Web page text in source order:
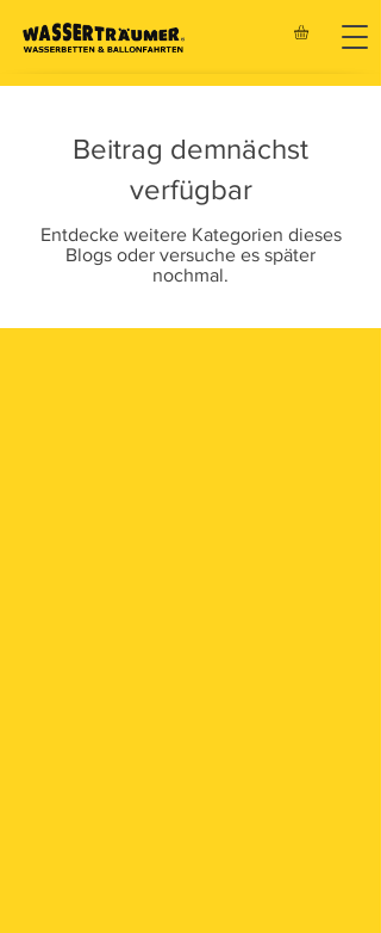
Beitrag demnächst
verfügbar
Entdecke weitere Kategorien dieses
Blogs oder versuche es später
nochmal.